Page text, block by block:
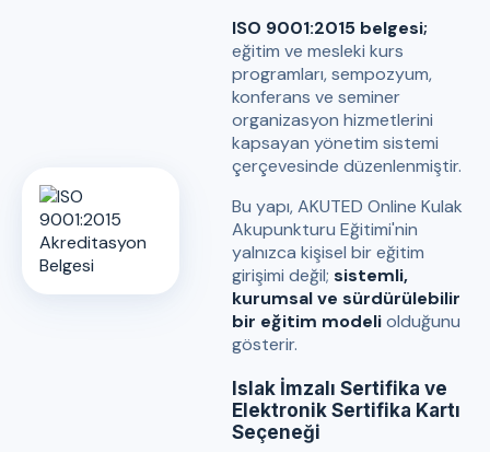
ISO 9001:2015 belgesi;
eğitim ve mesleki kurs
programları, sempozyum,
konferans ve seminer
organizasyon hizmetlerini
kapsayan yönetim sistemi
çerçevesinde düzenlenmiştir.
Bu yapı, AKUTED Online Kulak
Akupunkturu Eğitimi'nin
yalnızca kişisel bir eğitim
girişimi değil; sistemli,
kurumsal ve sürdürülebilir
bir eğitim modeliolduğunu
gösterir.
Islak İmzalı Sertifika ve
Elektronik Sertifika Kartı
Seçeneği